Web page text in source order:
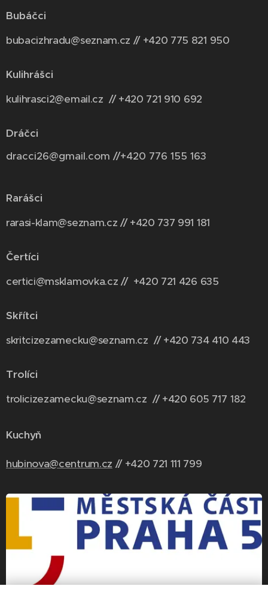
Bubáčci
bubacizhradu@seznam.cz // +420 775 821 950
Kulihrášci
kulihrasci2@email.cz // +420 721 910 692
Dráčci
dracci26@gmail.com //+420 776 155 163
Rarášci
rarasi-klam@seznam.cz // +420 737 991 181
Čertíci
certici@msklamovka.cz // +420 721 426 635
Skřítci
skritcizezamecku@seznam.cz // +420 734 410 443
Trolíci
trolicizezamecku@seznam.cz // +420 605 717 182
Kuchyň
hubinova@centrum.cz // +420 721 111 799